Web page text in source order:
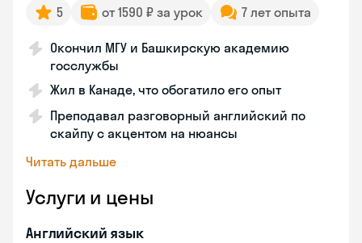
5 от 1590 ₽ за урок 7 лет опыта
Окончил МГУ и Башкирскую академию
госслужбы
Жил в Канаде, что обогатило его опыт
Преподавал разговорный английский по
скайпу с акцентом на нюансы
Читать дальше
Услуги и цены
Английский язык